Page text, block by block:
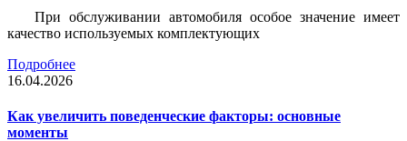
При обслуживании автомобиля особое значение имеет
качество используемых комплектующих
Подробнее
16.04.2026
Как увеличить поведенческие факторы: основные
моменты